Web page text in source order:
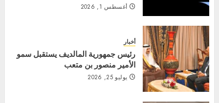
أغسطس 1, 2026
أخبار
رئيس جمهورية المالديف يستقبل سمو
الأمير منصور بن متعب
يوليو 25, 2026